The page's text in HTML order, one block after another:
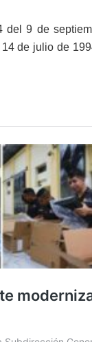
del 9 de
de julio de